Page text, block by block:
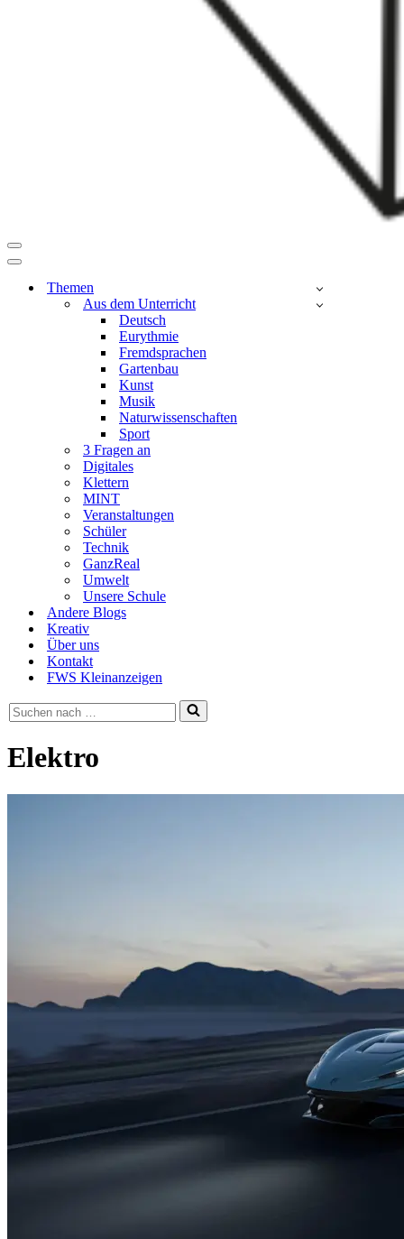
Navigationsmenü
Navigationsmenü
Themen
Aus dem Unterricht
Deutsch
Eurythmie
Fremdsprachen
Gartenbau
Kunst
Musik
Naturwissenschaften
Sport
3 Fragen an
Digitales
Klettern
MINT
Veranstaltungen
Schüler
Technik
GanzReal
Umwelt
Unsere Schule
Andere Blogs
Kreativ
Über uns
Kontakt
FWS Kleinanzeigen
Suchen
nach …
Elektro